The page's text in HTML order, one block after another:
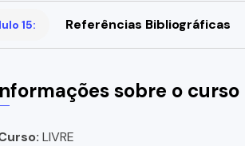
15: Referências Bibliográficas
sobre o curso
LIVRE